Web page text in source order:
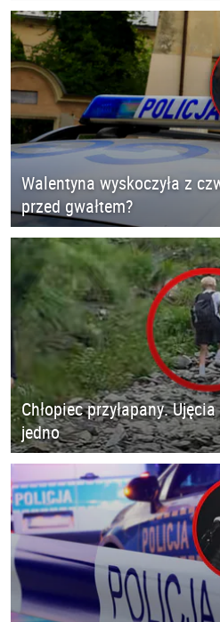
Walentyna wyskoczyła z
przed gwałtem?
Chłopiec przyłapany.
jedno